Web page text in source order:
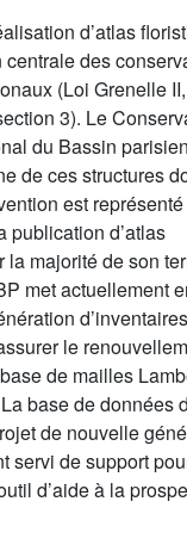
d’atlas
des
(Loi Grenelle
3). Le
du Bassin parisien
de ces structures
est
publication d’atlas
la majorité de son
met actuellement
le
de mailles
base de données
de nouvelle
servi de support
d’aide à la